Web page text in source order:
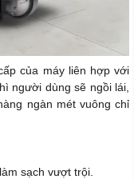
của máy liên hợp với
người dùng sẽ ngồi lái,
ngàn mét vuông chỉ
sạch vượt trội.